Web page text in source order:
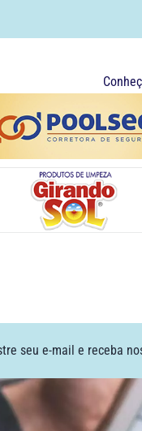
seu e-mail e receba